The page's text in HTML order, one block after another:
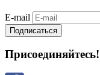
E-mail
Подписаться
Присоединяйтесь!